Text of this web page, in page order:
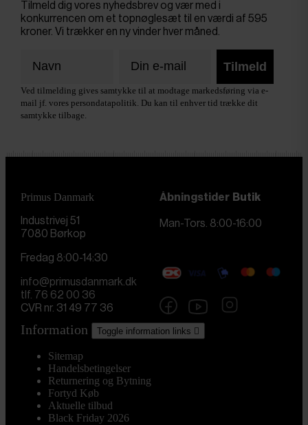
Tilmeld dig vores nyhedsbrev og vær med i
konkurrencen om et topnøglesæt til en værdi af 595
kroner. Vi trækker en ny vinder hver måned.
Tilmeld
Ved tilmelding gives samtykke til at modtage markedsføring via e-
mail jf. vores persondatapolitik. Du kan til enhver tid trække dit
samtykke tilbage.
Primus Danmark
Industrivej 51
7080 Børkop
Åbningstider Butik
Man-Tors. 8:00-16:00
Fredag 8:00-14:30
info@primusdanmark.dk
tlf. 76 62 00 36
CVR nr. 31 49 77 36
Information Toggle information links 
Sitemap
Handelsbetingelser
Returnering og Bytning
Fortyd Køb
Aktuelle tilbud
Black Friday 2026